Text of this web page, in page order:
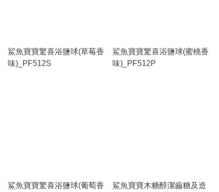
鯊魚寶寶驚喜浴鹽球(草莓香
味)_PF512S
鯊魚寶寶驚喜浴鹽球(蜜桃香
味)_PF512P
鯊魚寶寶驚喜浴鹽球(葡萄香
鯊魚寶寶木糖醇潔齒糖及造